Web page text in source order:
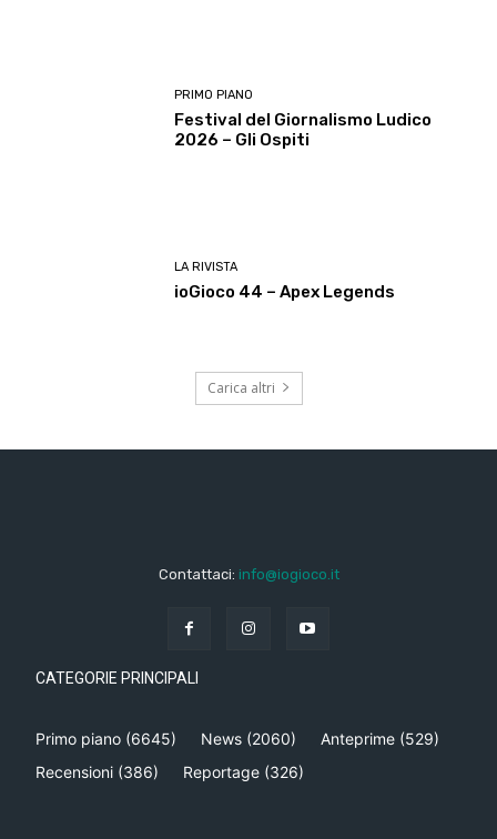
PRIMO PIANO
Festival del Giornalismo Ludico
2026 – Gli Ospiti
LA RIVISTA
ioGioco 44 – Apex Legends
Carica altri
Contattaci: info@iogioco.it
CATEGORIE PRINCIPALI
Primo piano (6645) News (2060) Anteprime (529)
Recensioni (386) Reportage (326)